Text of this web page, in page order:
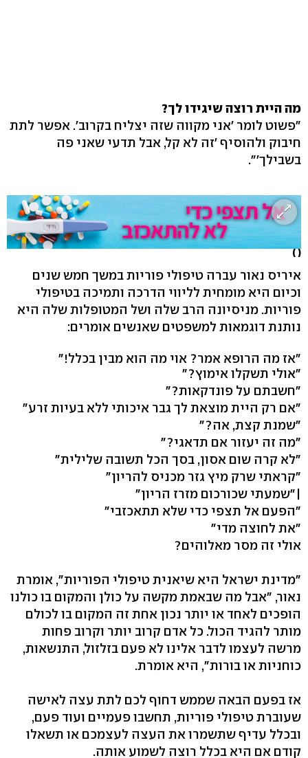
מה היית רוצה שיגידו לך?
"פשוט לומר 'אני מקווה שזה יצליח בקרוב'. אפשר לתת
חיבוק ולהוסיף 'זה לא קל, אבל תדעי שאני פה
בשבילך'".
( )
איריס נאור עברה טיפולי פוריות במשך חמש שנים
וכיום היא מומחית לליווי הדרכה ותמיכה בטיפולי
פוריות. מניסיונה הרב שלה ושל המטופלות שלה היא
נותנת דוגמאות למשפטים שאנשים אומרים:
"אז מה הרופא אמר? אוי מה הוא מבין בכלל!"
"אולי תשקלו אימוץ?"
"חשבתם על פונדקאות?"
"אם רק היית מוצאת לך גבר איכותי ללא בעיות זרע"
"שמנת קצת, אה?"
"מה זה יעזור אם תדאגי?"
"לא קרה שום אסון, בסך הכל תשובה שלילית"
"קראתי שרק מיץ גזר מכניס להריון"
|"שמעתי שכורכום מזרז הריון"
"הפעם אל תצפי כדי שלא תתאכזבי"
"את לחוצה מדי"
אולי זה מסר מאלוהים?
"מדינת ישראל היא שיאנית טיפולי הפוריות", אומרת
נאור, "אבל מה שבאמת מקשה על כולן והמקום בו כולנו
הופכים לאחד או יותר נכון אחת זה המקום בו לכולם
מותר להגיד הכול. כל אדם קרוב יותר וקרוב פחות
מרשה לעצמו לדבר אלינו לא פעם בזלזול, התנשאות,
כוחניות או בורות", היא אומרת.
אז בפעם הבאה שממש דחוף לכם לתת עצה לאישה
שעוברת טיפולי פוריות, תחשבו פעמיים ועוד פעם,
ובכלל עדיף שתשמרו את העצה לעצמכם או תשאלו
קודם אם היא בכלל רוצה לשמוע אותה.